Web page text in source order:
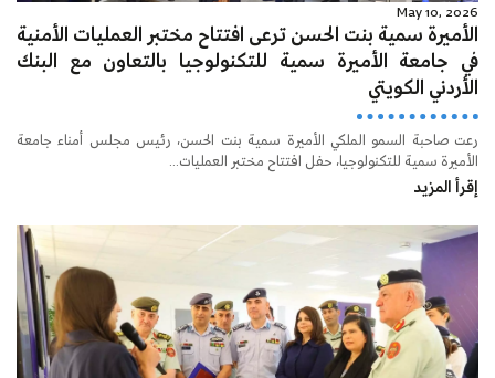
May 10, 2026
الأميرة سمية بنت الحسن ترعى افتتاح مختبر العمليات الأمنية
في جامعة الأميرة سمية للتكنولوجيا بالتعاون مع البنك
الأردني الكويتي
رعت صاحبة السمو الملكي الأميرة سمية بنت الحسن، رئيس مجلس أمناء جامعة
الأميرة سمية للتكنولوجيا، حفل افتتاح مختبر العمليات...
إقرأ المزيد